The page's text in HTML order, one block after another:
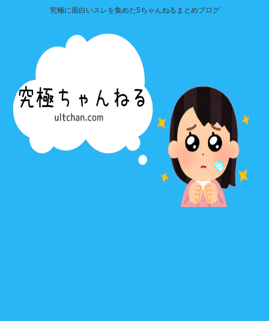
究極に面白いスレを集めた5ちゃんねるまとめブログ